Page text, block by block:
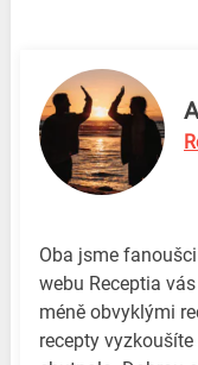
Oba jsme
webu Receptia
méně obvyklými
recepty